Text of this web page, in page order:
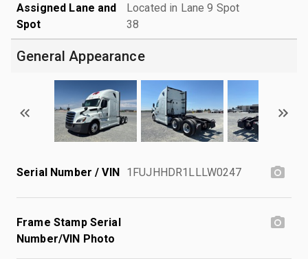
Assigned Lane and
Spot
Located in Lane 9 Spot
38
General Appearance
Serial Number / VIN 1FUJHHDR1LLLW0247
Frame Stamp Serial
Number/VIN Photo